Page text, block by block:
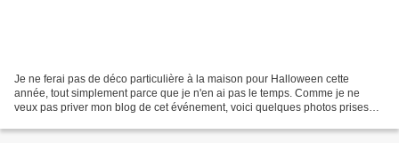
Je ne ferai pas de déco particulière à la maison pour Halloween cette
année, tout simplement parce que je n'en ai pas le temps. Comme je ne
veux pas priver mon blog de cet événement, voici quelques photos prises